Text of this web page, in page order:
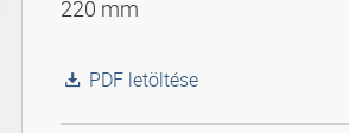
220 mm
PDF letöltése